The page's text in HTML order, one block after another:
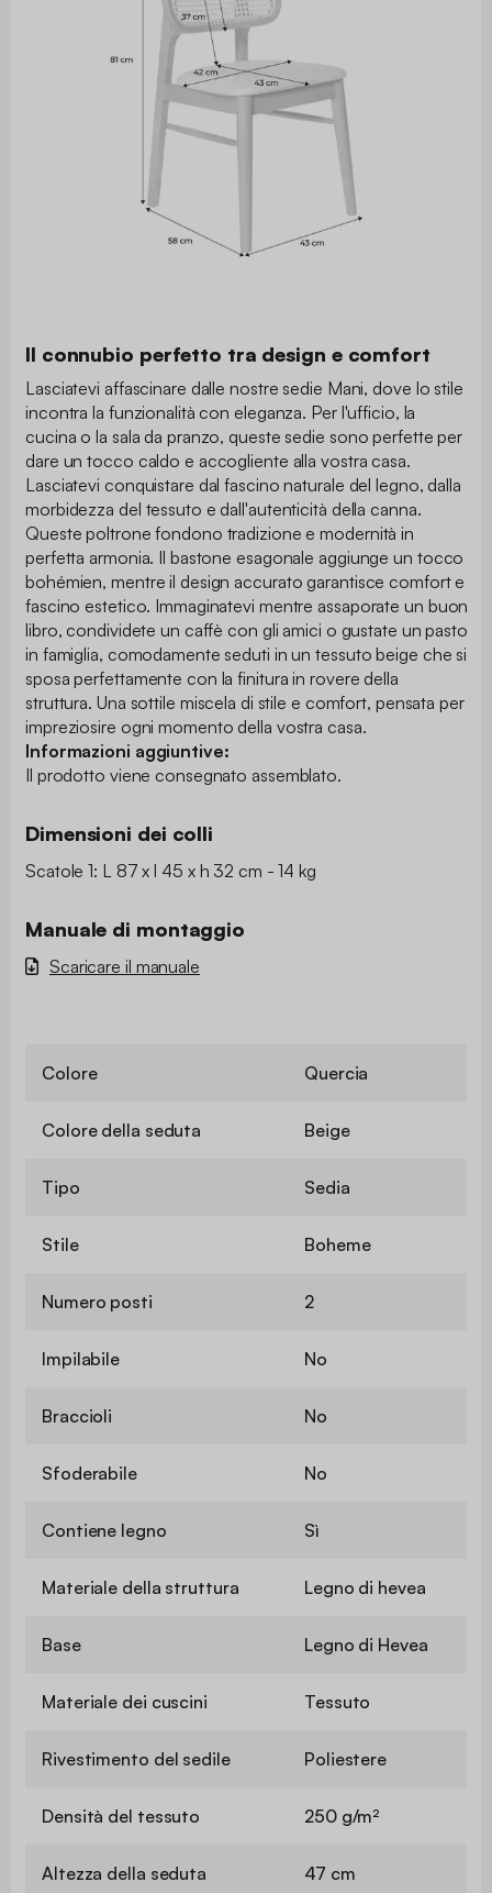
Il connubio perfetto tra design e comfort
Lasciatevi affascinare dalle nostre sedie Mani, dove lo stile
incontra la funzionalità con eleganza. Per l'ufficio, la
cucina o la sala da pranzo, queste sedie sono perfette per
dare un tocco caldo e accogliente alla vostra casa.
Lasciatevi conquistare dal fascino naturale del legno, dalla
morbidezza del tessuto e dall'autenticità della canna.
Queste poltrone fondono tradizione e modernità in
perfetta armonia. Il bastone esagonale aggiunge un tocco
bohémien, mentre il design accurato garantisce comfort e
fascino estetico. Immaginatevi mentre assaporate un buon
libro, condividete un caffè con gli amici o gustate un pasto
in famiglia, comodamente seduti in un tessuto beige che si
sposa perfettamente con la finitura in rovere della
struttura. Una sottile miscela di stile e comfort, pensata per
impreziosire ogni momento della vostra casa.
Informazioni aggiuntive:
Il prodotto viene consegnato assemblato.
Dimensioni dei colli
Scatole 1: L 87 x l 45 x h 32 cm - 14 kg
Manuale di montaggio
Scaricare il manuale
Colore Quercia
Colore della seduta Beige
Tipo Sedia
Stile Boheme
Numero posti 2
Impilabile No
Braccioli No
Sfoderabile No
Contiene legno Sì
Materiale della struttura Legno di hevea
Base Legno di Hevea
Materiale dei cuscini Tessuto
Rivestimento del sedile Poliestere
Densità del tessuto 250 g/m²
Altezza della seduta 47 cm